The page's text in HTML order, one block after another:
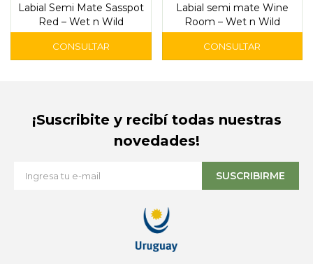
Labial Semi Mate Sasspot
Red – Wet n Wild
Labial semi mate Wine
Room – Wet n Wild
¡Suscribite y recibí todas nuestras
novedades!
SUSCRIBIRME